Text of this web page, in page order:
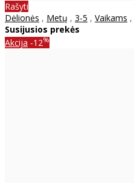
Rašyti
Dėlionės , Metų , 3-5 , Vaikams ,
Susijusios prekės
Akcija -12%